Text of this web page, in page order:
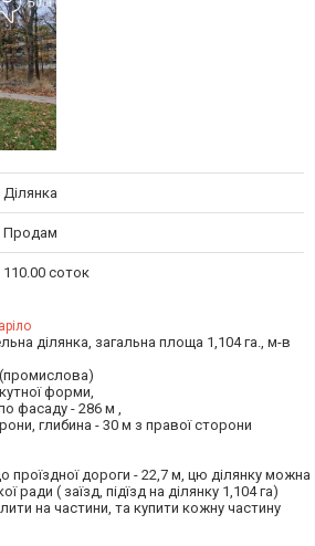
Ділянка
Продам
110.00 соток
ділянка, загальна площа 1,104 га., м-в
(промислова)
форми,
фасаду - 286 м ,
глибина - 30 м з правої сторони
проїздної дороги - 22,7 м, цю ділянку можна
ради ( заїзд, підїзд на ділянку 1,104 га)
на частини, та купити кожну частину